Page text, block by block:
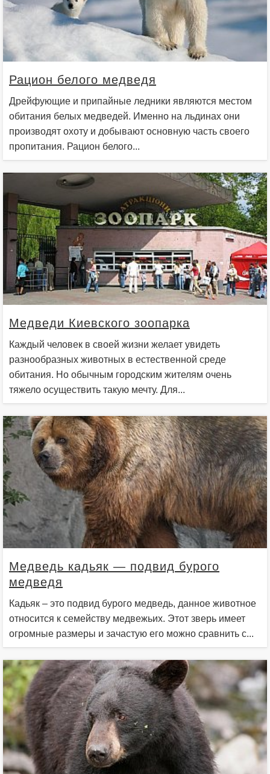
Рацион белого медведя
Дрейфующие и припайные ледники являются местом
обитания белых медведей. Именно на льдинах они
производят охоту и добывают основную часть своего
пропитания. Рацион белого...
Медведи Киевского зоопарка
Каждый человек в своей жизни желает увидеть
разнообразных животных в естественной среде
обитания. Но обычным городским жителям очень
тяжело осуществить такую мечту. Для...
Медведь кадьяк — подвид бурого
медведя
Кадьяк – это подвид бурого медведь, данное животное
относится к семейству медвежьих. Этот зверь имеет
огромные размеры и зачастую его можно сравнить с...